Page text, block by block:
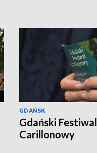
GDAŃSK
Gdański Festiwal
Carillonowy